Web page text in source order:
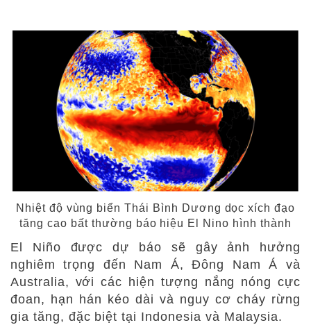
Nhiệt độ vùng biển Thái Bình Dương dọc xích đạo
tăng cao bất thường báo hiệu El Nino hình thành
El Niño được dự báo sẽ gây ảnh hưởng
nghiêm trọng đến Nam Á, Đông Nam Á và
Australia, với các hiện tượng nắng nóng cực
đoan, hạn hán kéo dài và nguy cơ cháy rừng
gia tăng, đặc biệt tại Indonesia và Malaysia.